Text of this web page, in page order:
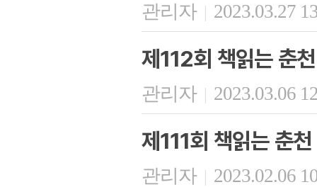
관리자 | 2023.03.27
제112회 책읽는 춘천
관리자 | 2023.03.06
제111회 책읽는 춘천
관리자 | 2023.02.06